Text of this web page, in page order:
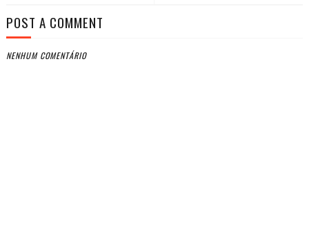
POST A COMMENT
NENHUM COMENTÁRIO